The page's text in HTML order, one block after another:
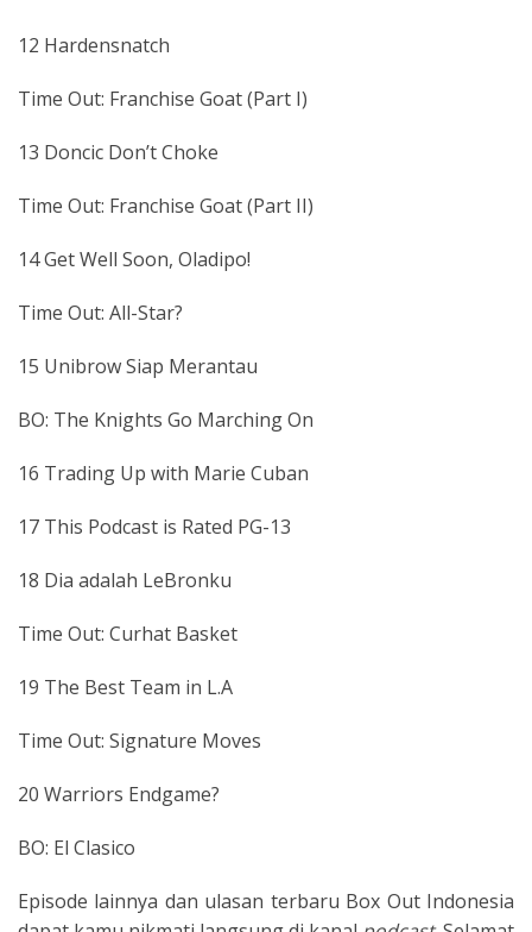
12 Hardensnatch
Time Out: Franchise Goat (Part I)
13 Doncic Don’t Choke
Time Out: Franchise Goat (Part II)
14 Get Well Soon, Oladipo!
Time Out: All-Star?
15 Unibrow Siap Merantau
BO: The Knights Go Marching On
16 Trading Up with Marie Cuban
17 This Podcast is Rated PG-13
18 Dia adalah LeBronku
Time Out: Curhat Basket
19 The Best Team in L.A
Time Out: Signature Moves
20 Warriors Endgame?
BO: El Clasico
Episode lainnya dan ulasan terbaru Box Out Indonesia